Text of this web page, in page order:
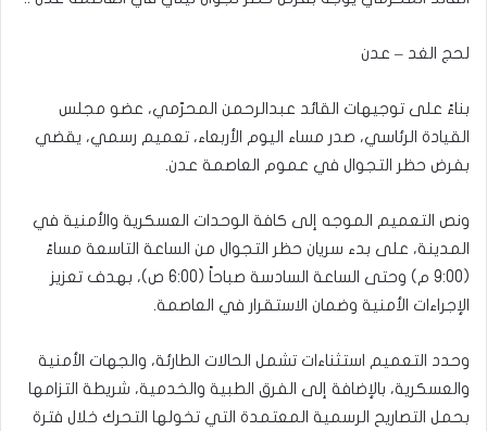
لحج الغد – عدن
بناءً على توجيهات القائد عبدالرحمن المحرّمي، عضو مجلس
القيادة الرئاسي، صدر مساء اليوم الأربعاء، تعميم رسمي، يقضي
بفرض حظر التجوال في عموم العاصمة عدن.
ونص التعميم الموجه إلى كافة الوحدات العسكرية والأمنية في
المدينة، على بدء سريان حظر التجوال من الساعة التاسعة مساءً
(9:00 م) وحتى الساعة السادسة صباحاً (6:00 ص)، بهدف تعزيز
الإجراءات الأمنية وضمان الاستقرار في العاصمة.
وحدد التعميم استثناءات تشمل الحالات الطارئة، والجهات الأمنية
والعسكرية، بالإضافة إلى الفرق الطبية والخدمية، شريطة التزامها
بحمل التصاريح الرسمية المعتمدة التي تخولها التحرك خلال فترة